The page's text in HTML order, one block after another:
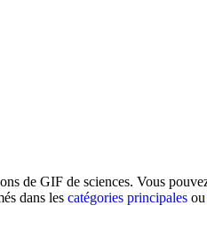
de GIF de sciences. Vous
dans les catégories principales ou